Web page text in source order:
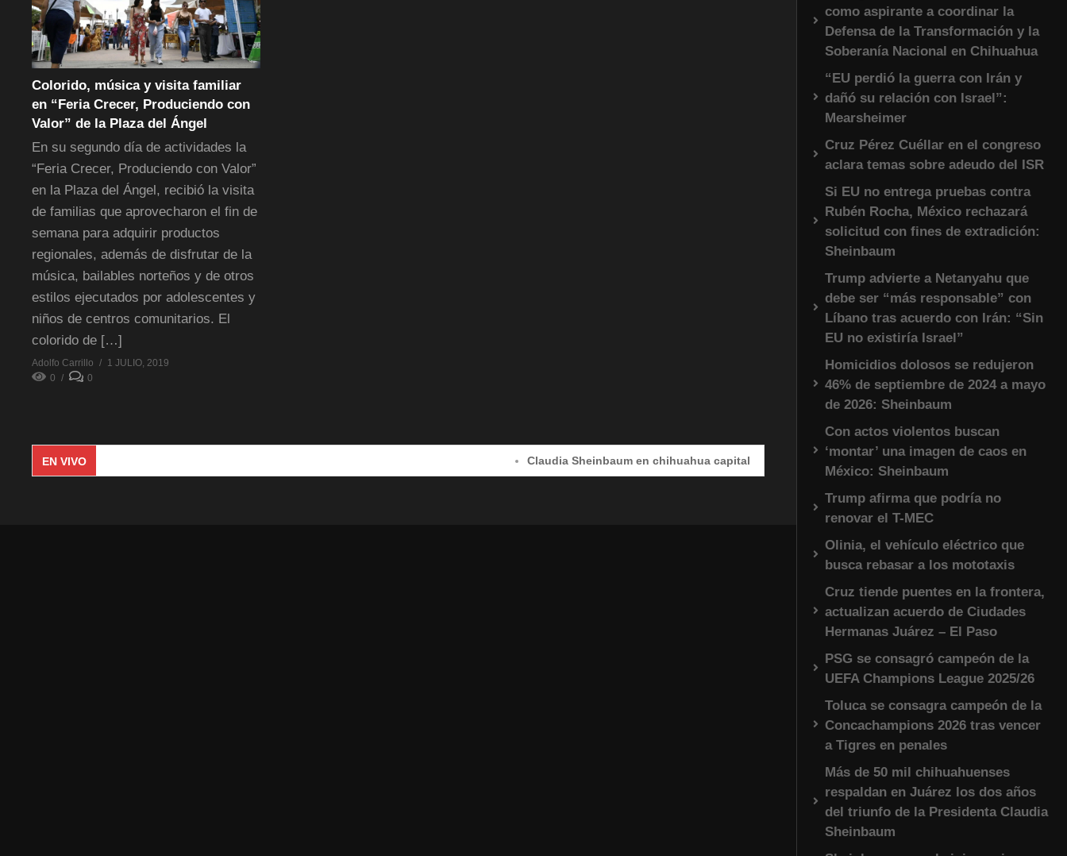
Colorido, música y visita familiar
en “Feria Crecer, Produciendo con
Valor” de la Plaza del Ángel
En su segundo día de actividades la
“Feria Crecer, Produciendo con Valor”
en la Plaza del Ángel, recibió la visita
de familias que aprovecharon el fin de
semana para adquirir productos
regionales, además de disfrutar de la
música, bailables norteños y de otros
estilos ejecutados por adolescentes y
niños de centros comunitarios. El
colorido de […]
Adolfo Carrillo
1 JULIO, 2019
0
0
EN VIVO Claudia Sheinbaum en chihuahua capital #EnVivo | DÍA 2: Audiencia en la Corte Internacional por
como aspirante a coordinar la
Defensa de la Transformación y la
Soberanía Nacional en Chihuahua
“EU perdió la guerra con Irán y
dañó su relación con Israel”:
Mearsheimer
Cruz Pérez Cuéllar en el congreso
aclara temas sobre adeudo del ISR
Si EU no entrega pruebas contra
Rubén Rocha, México rechazará
solicitud con fines de extradición:
Sheinbaum
Trump advierte a Netanyahu que
debe ser “más responsable” con
Líbano tras acuerdo con Irán: “Sin
EU no existiría Israel”
Homicidios dolosos se redujeron
46% de septiembre de 2024 a mayo
de 2026: Sheinbaum
Con actos violentos buscan
‘montar’ una imagen de caos en
México: Sheinbaum
Trump afirma que podría no
renovar el T-MEC
Olinia, el vehículo eléctrico que
busca rebasar a los mototaxis
Cruz tiende puentes en la frontera,
actualizan acuerdo de Ciudades
Hermanas Juárez – El Paso
PSG se consagró campeón de la
UEFA Champions League 2025/26
Toluca se consagra campeón de la
Concachampions 2026 tras vencer
a Tigres en penales
Más de 50 mil chihuahuenses
respaldan en Juárez los dos años
del triunfo de la Presidenta Claudia
Sheinbaum